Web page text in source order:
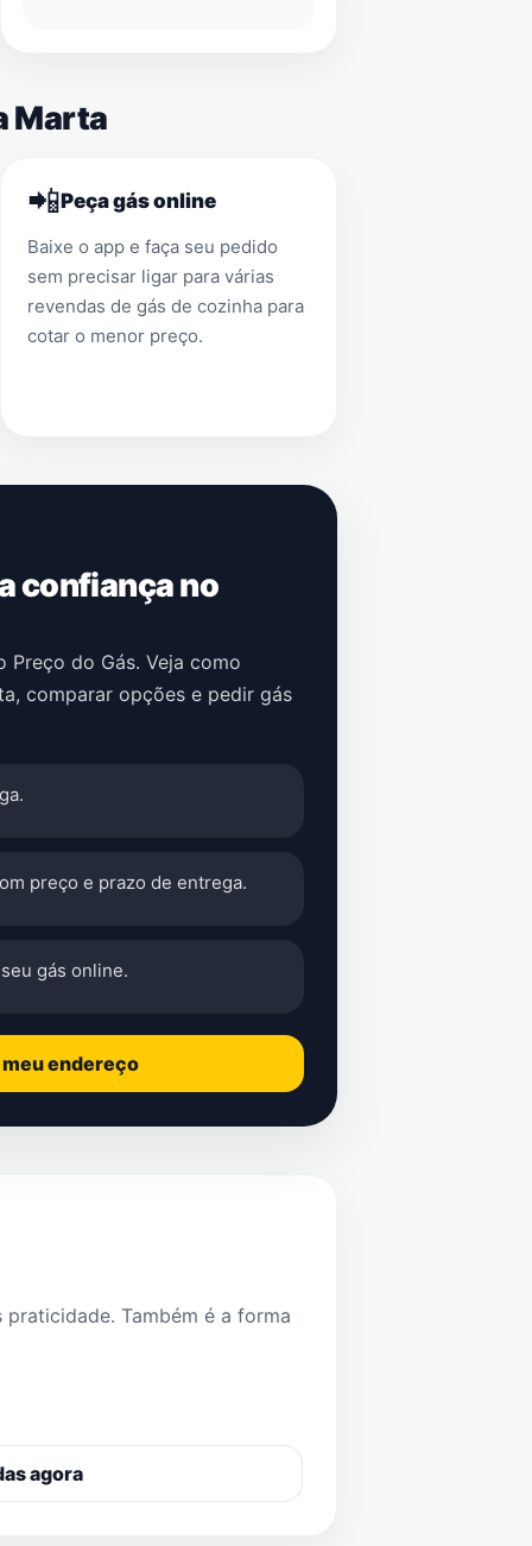
Marta
📲Peça gás online
Baixe o app e faça seu pedido
sem precisar ligar para várias
revendas de gás de cozinha para
cotar o menor preço.
confiança no
do Gás. Veja como
, comparar opções e pedir gás
preço e prazo de entrega.
gás online.
endereço
Também é a forma
agora